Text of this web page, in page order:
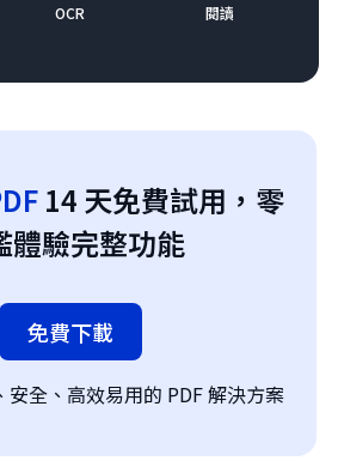
OCR 閱讀
14 天免費試用，零
體驗完整功能
免費下載
安全、高效易用的 PDF 解決方案